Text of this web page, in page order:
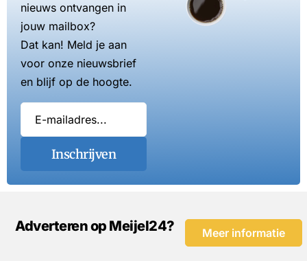
nieuws ontvangen in
jouw mailbox?
Dat kan! Meld je aan
voor onze nieuwsbrief
en blijf op de hoogte.
Inschrijven
Adverteren op Meijel24? Meer informatie